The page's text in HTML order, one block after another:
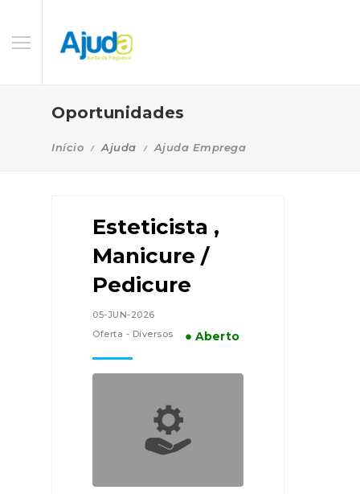
Oportunidades
Início Ajuda Ajuda Emprega
Esteticista ,
Manicure /
Pedicure
05-JUN-2026
Oferta - Diversos
● Aberto